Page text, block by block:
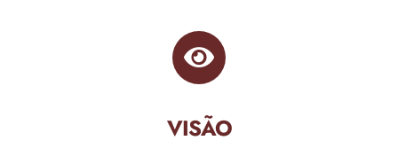
VISÃO